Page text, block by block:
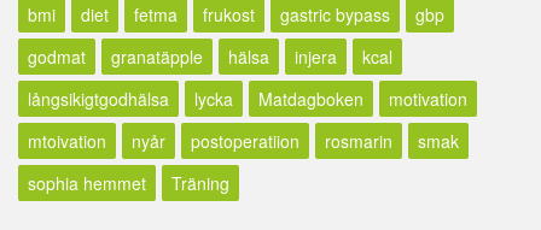
bmi
diet fetma frukost gastric bypass
gbp
godmat
granatäpple hälsa injera
kcal
långsikigtgodhälsa
lycka Matdagboken
motivation
mtoivation
nyår postoperatiion rosmarin
smak
sophia hemmet
Träning